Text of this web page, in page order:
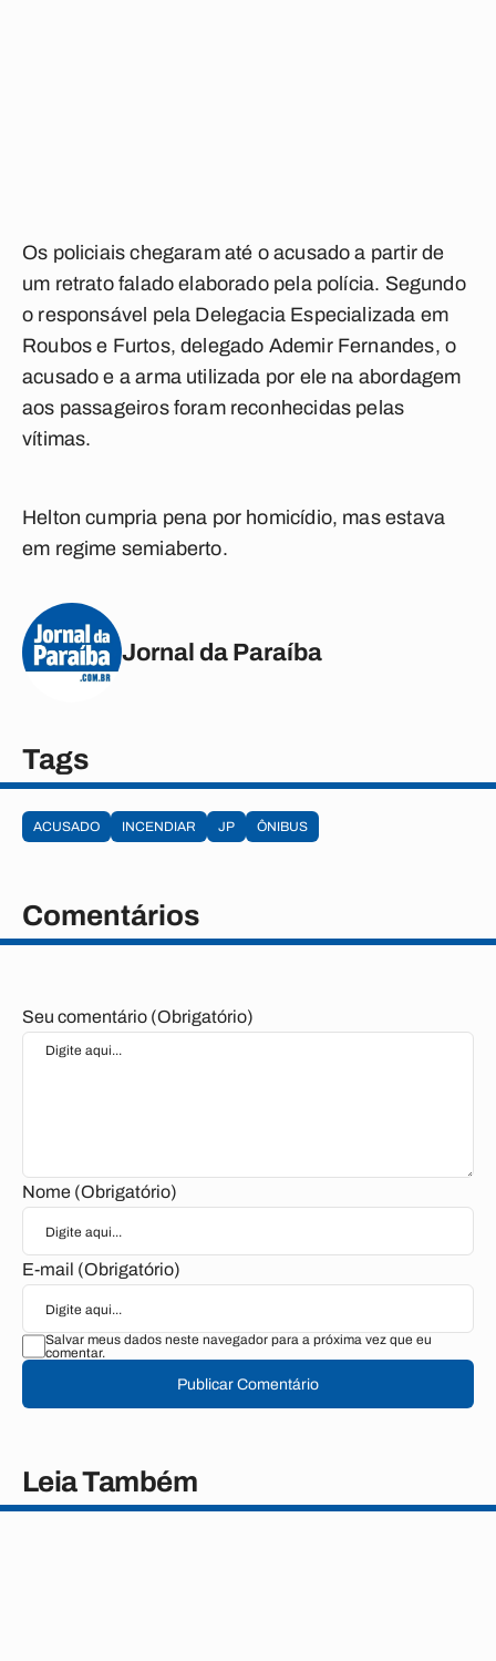
Os policiais chegaram até o acusado a partir de
um retrato falado elaborado pela polícia. Segundo
o responsável pela Delegacia Especializada em
Roubos e Furtos, delegado Ademir Fernandes, o
acusado e a arma utilizada por ele na abordagem
aos passageiros foram reconhecidas pelas
vítimas.
Helton cumpria pena por homicídio, mas estava
em regime semiaberto.
Jornal da Paraíba
Tags
ACUSADO INCENDIAR JP ÔNIBUS
Comentários
Seu comentário (Obrigatório)
Nome (Obrigatório)
E-mail (Obrigatório)
Salvar meus dados neste navegador para a próxima vez que eu
comentar.
Publicar Comentário
Leia Também